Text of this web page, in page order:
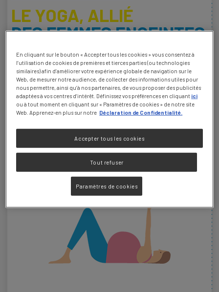
LE YOGA, ALLIÉ
DES FEMMES ENCEINTES
C’est certain, la sédentarité augmente le risque de constipation. La
pratique régulière d’une activité physique est donc conseillée. Parmi les
activités sans risques pour vous et votre bébé, figure en peloton de tête le
yoga prénatal !
Et bien évidemment, pour vous hydrater, pensez à boire de l’eau, comme
Hépar®*, quand vous faites de l’exercice.
LE PAPILLON
En cliquant sur le bouton « Accepter tous les cookies » vous consentez à
l’utilisation de cookies de premières et tierces parties (ou technologies
similaires) afin d’améliorer votre expérience globale de navigation sur le
Web, de mesurer notre audience, de collecter des informations utiles pour
nous permettre, ainsi qu’à nos partenaires, de vous proposer des publicités
adaptées à vos centres d’intérêt. Définissez vos préférences en cliquant ici
ou à tout moment en cliquant sur « Paramètres de cookies » de notre site
Web. Apprenez-en plus sur notre Déclaration de Confidentialité.
Tout refuser
Accepter tous les cookies
Paramètres de cookies